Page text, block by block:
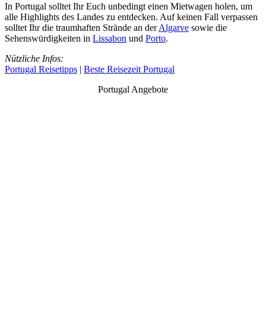
In Portugal solltet Ihr Euch unbedingt einen Mietwagen holen, um
alle Highlights des Landes zu entdecken. Auf keinen Fall verpassen
solltet Ihr die traumhaften Strände an derAlgarve sowie die
Sehenswürdigkeiten in Lissabon und Porto.
Nützliche Infos:
Portugal Reisetipps | Beste Reisezeit Portugal
Portugal Angebote